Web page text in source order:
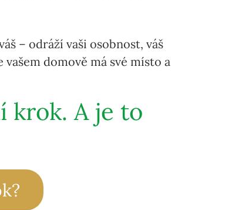
– odráží vaši osobnost, váš
domově má své místo a
krok. A je to